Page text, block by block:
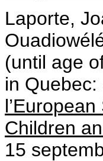
Laporte,
(until age
in
Children
15